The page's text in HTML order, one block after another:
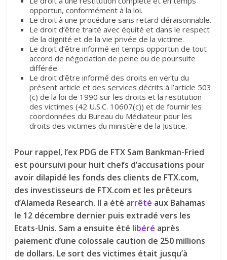
opportun, conformément à la loi.
Le droit à une procédure sans retard déraisonnable.
Le droit d’être traité avec équité et dans le respect
de la dignité et de la vie privée de la victime.
Le droit d’être informé en temps opportun de tout
accord de négociation de peine ou de poursuite
différée.
Le droit d’être informé des droits en vertu du
présent article et des services décrits à l’article 503
(c) de la loi de 1990 sur les droits et la restitution
des victimes (42 U.S.C. 10607(c)) et de fournir les
coordonnées du Bureau du Médiateur pour les
droits des victimes du ministère de la Justice.
Pour rappel, l’ex PDG de FTX Sam Bankman-Fried
est poursuivi pour huit chefs d’accusations pour
avoir dilapidé les fonds des clients de FTX.com,
des investisseurs de FTX.com et les prêteurs
d’Alameda Research. Il a été arrêté aux Bahamas
le 12 décembre dernier puis extradé vers les
Etats-Unis. Sam a ensuite été libéré après
paiement d’une colossale caution de 250 millions
de dollars. Le sort des victimes était jusqu’à